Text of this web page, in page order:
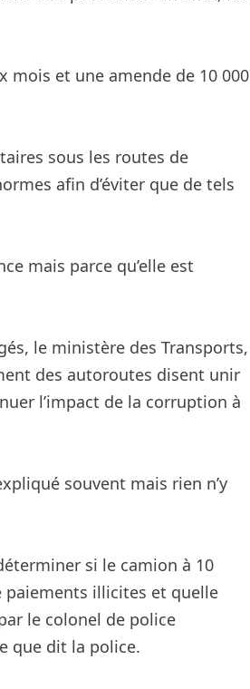
mois et une amende de 10 000
sous les routes de
afin d’éviter que de tels
mais parce qu’elle est
le ministère des Transports,
des autoroutes disent unir
l’impact de la corruption à
souvent mais rien n’y
si le camion à 10
paiements illicites et quelle
le colonel de police
que dit la police.